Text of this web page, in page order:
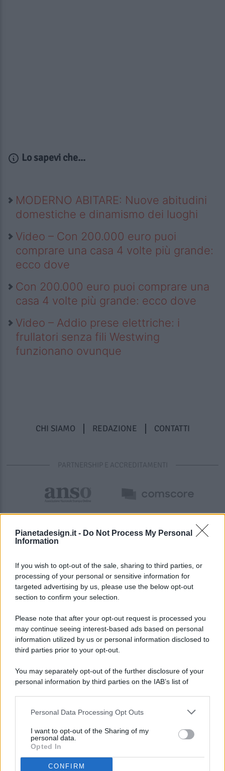
Pianetadesign.it - Do Not Process My Personal
Information
If you wish to opt-out of the sale, sharing to third parties, or
processing of your personal or sensitive information for
targeted advertising by us, please use the below opt-out
section to confirm your selection.
Please note that after your opt-out request is processed you
may continue seeing interest-based ads based on personal
information utilized by us or personal information disclosed to
third parties prior to your opt-out.
You may separately opt-out of the further disclosure of your
personal information by third parties on the IAB’s list of
This information may also be disclosed by us to third parties
disclose it to other third parties.
Personal Data Processing Opt Outs
I want to opt-out of the Sharing of my
personal data.
Opted In
CONFIRM
Lo sapevi che...
MODERNO ABITARE: Nuove abitudini
domestiche e dinamismo dei luoghi
Video – Con 200.000 euro puoi
comprare una casa 4 volte più grande:
ecco dove
Con 200.000 euro puoi comprare una
casa 4 volte più grande: ecco dove
Video – Addio prese elettriche: i
frullatori senza fili Westwing
funzionano ovunque
CHI SIAMO REDAZIONE CONTATTI
PARTNERSHIP E ACCREDITAMENTI
© 2026 - Pianeta Design - P.IVA 04827280654 - Testata
Registrata Al Tribunale Di Nocera Inferiore N. 8/2020 - RG N.
ISCRIZIONE AL ROC N. 35792 – ISCRITTA ALL’ANSO
(ASSOCIAZIONE NAZIONALE STAMPA ONLINE)
PREFERENZE PRIVACY